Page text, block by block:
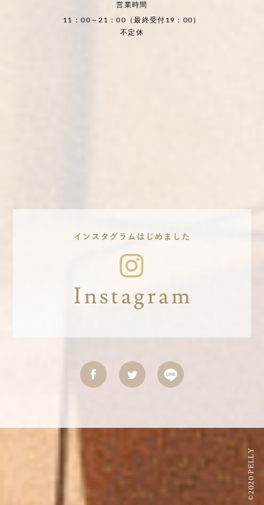
営業時間
11：00～21：00（最終受付19：00）
不定休
©2020 PELLY